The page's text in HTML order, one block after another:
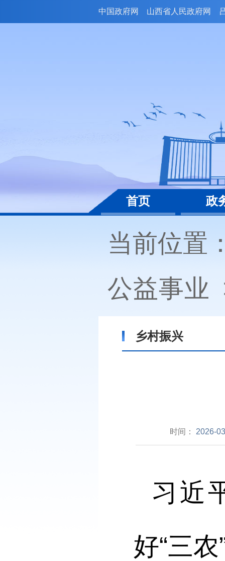
中国政府网 山西省人民政府网
首页 政
当前位置
公益事业
乡村振兴
时间： 2026-
习近
好“三